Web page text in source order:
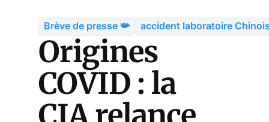
Brève de presse 📯 accident laboratoire
Origines
COVID : la